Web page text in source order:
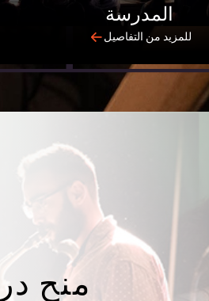
المدرسة
للمزيد من التفاصيل
منح